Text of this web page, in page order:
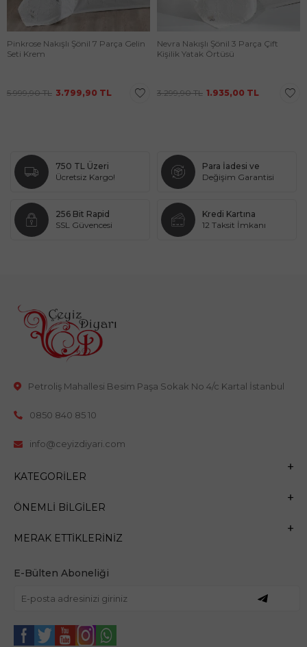
Pinkrose Nakışlı Şönil 7 Parça Gelin
Seti Krem
5.999,90TL 3.799,90 TL
Nevra Nakışlı Şönil 3 Parça Çift
Kişilik Yatak Örtüsü
3.299,90TL 1.935,00 TL
750 TL Üzeri
Ücretsiz Kargo!
Para İadesi ve
Değişim Garantisi
256 Bit Rapid
SSL Güvencesi
Kredi Kartına
12 Taksit İmkanı
Petroliş Mahallesi Besim Paşa Sokak No 4/c Kartal İstanbul
0850 840 85 10
info@ceyizdiyari.com
KATEGORILER
ÖNEMLI BILGILER
MERAK ETTIKLERINIZ
E-Bülten Aboneliği